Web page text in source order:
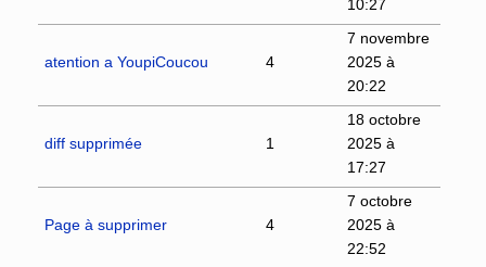
10:27
atention a YoupiCoucou 4
7 novembre
2025 à
20:22
diff supprimée 1
18 octobre
2025 à
17:27
Page à supprimer 4
7 octobre
2025 à
22:52